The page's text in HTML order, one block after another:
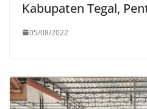
Kabupaten Tegal,
05/08/2022